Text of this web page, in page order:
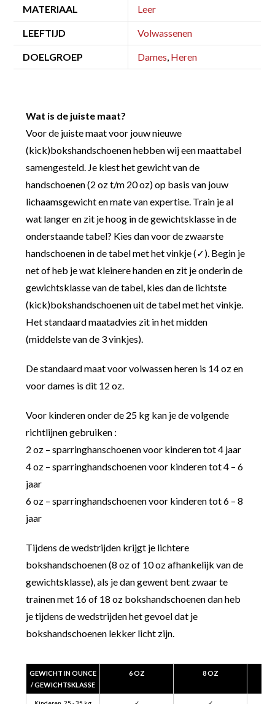
MATERIAAL Leer
LEEFTIJD Volwassenen
DOELGROEP Dames, Heren
Wat is de juiste maat?
Voor de juiste maat voor jouw nieuwe
(kick)bokshandschoenen hebben wij een maattabel
samengesteld. Je kiest het gewicht van de
handschoenen (2 oz t/m 20 oz) op basis van jouw
lichaamsgewicht en mate van expertise. Train je al
wat langer en zit je hoog in de gewichtsklasse in de
onderstaande tabel? Kies dan voor de zwaarste
handschoenen in de tabel met het vinkje (✓). Begin je
net of heb je wat kleinere handen en zit je onderin de
gewichtsklasse van de tabel, kies dan de lichtste
(kick)bokshandschoenen uit de tabel met het vinkje.
Het standaard maatadvies zit in het midden
(middelste van de 3 vinkjes).
De standaard maat voor volwassen heren is 14 oz en
voor dames is dit 12 oz.
Voor kinderen onder de 25 kg kan je de volgende
richtlijnen gebruiken :
2 oz – sparringhanschoenen voor kinderen tot 4 jaar
4 oz – sparringhandschoenen voor kinderen tot 4 – 6
jaar
6 oz – sparringhandschoenen voor kinderen tot 6 – 8
jaar
Tijdens de wedstrijden krijgt je lichtere
bokshandschoenen (8 oz of 10 oz afhankelijk van de
gewichtsklasse), als je dan gewent bent zwaar te
trainen met 16 of 18 oz bokshandschoenen dan heb
je tijdens de wedstrijden het gevoel dat je
bokshandschoenen lekker licht zijn.
GEWICHT IN OUNCE
/ GEWICHTSKLASSE
6 OZ 8 OZ